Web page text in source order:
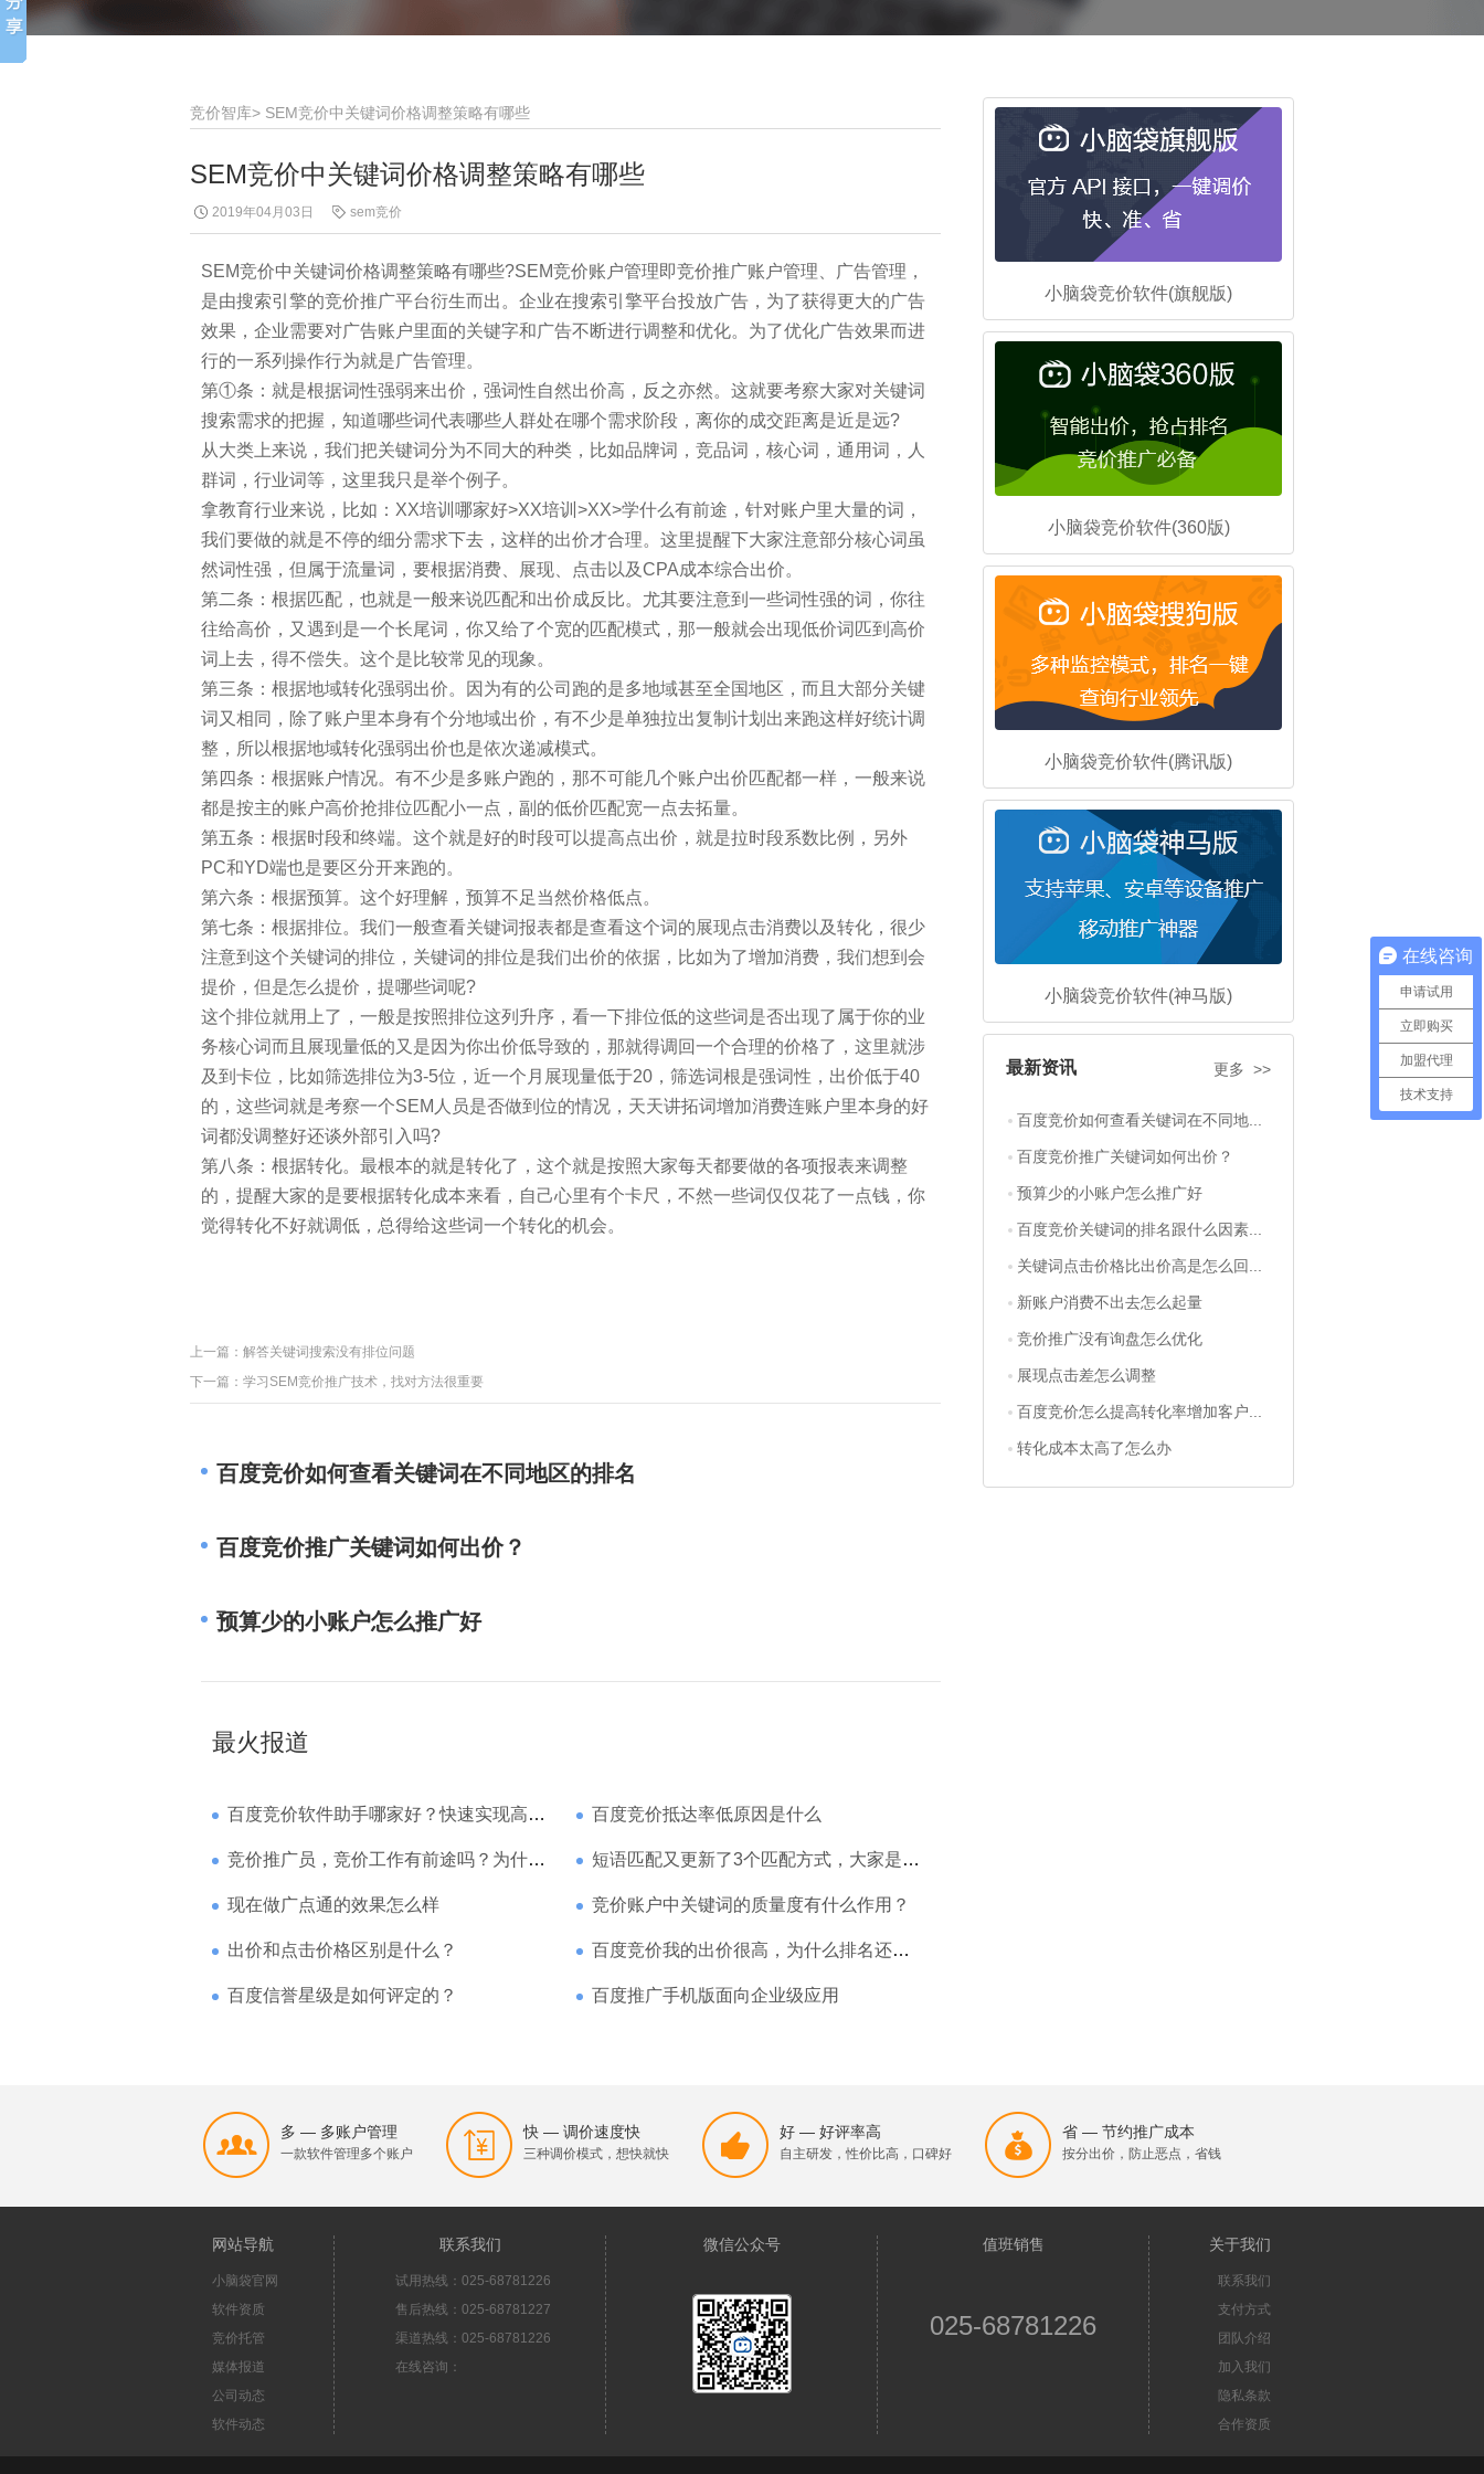
小脑袋竞价软件(旗舰版)
小脑袋竞价软件(360版)
小脑袋竞价软件(腾讯版)
小脑袋竞价软件(神马版)
最新资讯 更多 >>
百度竞价如何查看关键词在不同地...
百度竞价推广关键词如何出价？
预算少的小账户怎么推广好
百度竞价关键词的排名跟什么因素...
关键词点击价格比出价高是怎么回...
新账户消费不出去怎么起量
竞价推广没有询盘怎么优化
展现点击差怎么调整
百度竞价怎么提高转化率增加客户...
转化成本太高了怎么办
竞价智库> SEM竞价中关键词价格调整策略有哪些
SEM竞价中关键词价格调整策略有哪些
2019年04月03日 sem竞价
SEM竞价中关键词价格调整策略有哪些?SEM竞价账户管理即竞价推广账户管理、广告管理，
是由搜索引擎的竞价推广平台衍生而出。企业在搜索引擎平台投放广告，为了获得更大的广告
效果，企业需要对广告账户里面的关键字和广告不断进行调整和优化。为了优化广告效果而进
行的一系列操作行为就是广告管理。
第①条：就是根据词性强弱来出价，强词性自然出价高，反之亦然。这就要考察大家对关键词
搜索需求的把握，知道哪些词代表哪些人群处在哪个需求阶段，离你的成交距离是近是远?
从大类上来说，我们把关键词分为不同大的种类，比如品牌词，竞品词，核心词，通用词，人
群词，行业词等，这里我只是举个例子。
拿教育行业来说，比如：XX培训哪家好>XX培训>XX>学什么有前途，针对账户里大量的词，
我们要做的就是不停的细分需求下去，这样的出价才合理。这里提醒下大家注意部分核心词虽
然词性强，但属于流量词，要根据消费、展现、点击以及CPA成本综合出价。
第二条：根据匹配，也就是一般来说匹配和出价成反比。尤其要注意到一些词性强的词，你往
往给高价，又遇到是一个长尾词，你又给了个宽的匹配模式，那一般就会出现低价词匹到高价
词上去，得不偿失。这个是比较常见的现象。
第三条：根据地域转化强弱出价。因为有的公司跑的是多地域甚至全国地区，而且大部分关键
词又相同，除了账户里本身有个分地域出价，有不少是单独拉出复制计划出来跑这样好统计调
整，所以根据地域转化强弱出价也是依次递减模式。
第四条：根据账户情况。有不少是多账户跑的，那不可能几个账户出价匹配都一样，一般来说
都是按主的账户高价抢排位匹配小一点，副的低价匹配宽一点去拓量。
第五条：根据时段和终端。这个就是好的时段可以提高点出价，就是拉时段系数比例，另外
PC和YD端也是要区分开来跑的。
第六条：根据预算。这个好理解，预算不足当然价格低点。
第七条：根据排位。我们一般查看关键词报表都是查看这个词的展现点击消费以及转化，很少
注意到这个关键词的排位，关键词的排位是我们出价的依据，比如为了增加消费，我们想到会
提价，但是怎么提价，提哪些词呢?
这个排位就用上了，一般是按照排位这列升序，看一下排位低的这些词是否出现了属于你的业
务核心词而且展现量低的又是因为你出价低导致的，那就得调回一个合理的价格了，这里就涉
及到卡位，比如筛选排位为3-5位，近一个月展现量低于20，筛选词根是强词性，出价低于40
的，这些词就是考察一个SEM人员是否做到位的情况，天天讲拓词增加消费连账户里本身的好
词都没调整好还谈外部引入吗?
第八条：根据转化。最根本的就是转化了，这个就是按照大家每天都要做的各项报表来调整
的，提醒大家的是要根据转化成本来看，自己心里有个卡尺，不然一些词仅仅花了一点钱，你
觉得转化不好就调低，总得给这些词一个转化的机会。
上一篇： 解答关键词搜索没有排位问题
下一篇： 学习SEM竞价推广技术，找对方法很重要
百度竞价如何查看关键词在不同地区的排名
百度竞价推广关键词如何出价？
预算少的小账户怎么推广好
最火报道
百度竞价软件助手哪家好？快速实现高回报哪家强？ 百度竞价抵达率低原因是什么
竞价推广员，竞价工作有前途吗？为什么待遇那么高 短语匹配又更新了3个匹配方式，大家是如何理解的
现在做广点通的效果怎么样 竞价账户中关键词的质量度有什么作用？
出价和点击价格区别是什么？ 百度竞价我的出价很高，为什么排名还是靠后
百度信誉星级是如何评定的？ 百度推广手机版面向企业级应用
多 — 多账户管理
一款软件管理多个账户
快 — 调价速度快
三种调价模式，想快就快
好 — 好评率高
自主研发，性价比高，口碑好
省 — 节约推广成本
按分出价，防止恶点，省钱
网站导航
小脑袋官网
软件资质
竞价托管
媒体报道
公司动态
软件动态
联系我们
试用热线：025-68781226
售后热线：025-68781227
渠道热线：025-68781226
在线咨询：
微信公众号 值班销售
025-68781226
关于我们
联系我们
支付方式
团队介绍
加入我们
隐私条款
合作资质
在线咨询
申请试用
立即购买
加盟代理
技术支持